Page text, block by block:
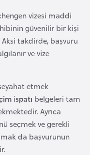
vizesi maddi
güvenilir bir kişi
Aksi takdirde, başvuru
ve vize
etmek
ispatı belgeleri tam
Ayrıca
seçmek ve gerekli
da başvurunun